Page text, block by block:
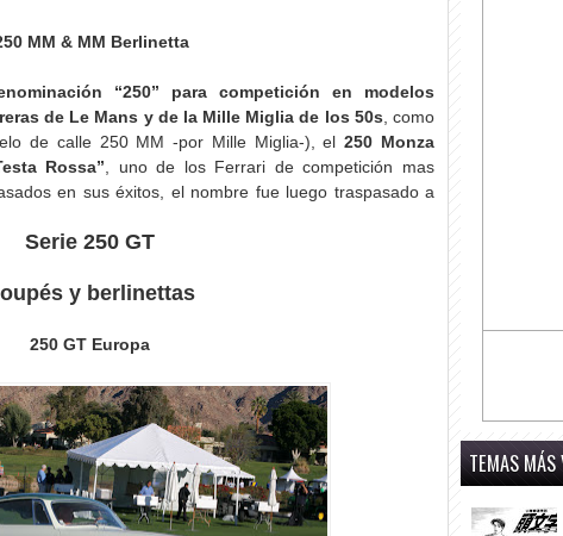
MM & MM Berlinetta
“250” para competición en modelos
de Le Mans y de la Mille Miglia de los 50s, como
de calle 250 MM -por Mille Miglia-), el250 Monza
Rossa”, uno de los Ferrari de competición mas
en sus éxitos, el nombre fue luego traspasado a
Serie 250 GT
y berlinettas
250 GT Europa
TEMAS MÁS